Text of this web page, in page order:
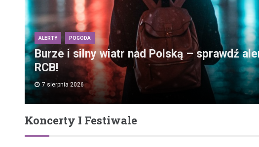
ALERTY POGODA
Burze i silny wiatr nad Polską – sprawdź
RCB!
7 sierpnia 2026
Koncerty I Festiwale